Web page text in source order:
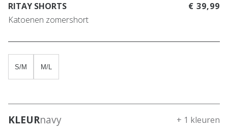
RITAY SHORTS
Katoenen zomershort
€ 39,99
S/M M/L
KLEURnavy + 1 kleuren